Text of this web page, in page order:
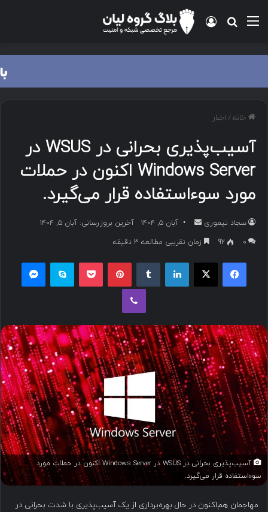
منو جستجو برای
ورود
خانه/ اخبار
آسیب‌پذیری بحرانی در WSUS در
Windows Server اکنون در حملات
مورد سوءاستفاده قرار می‌گیرد.
سجاد تیموری
ر
ا
ا
ی
م
ی
ل
آبان ۵, ۱۴۰۴
آخرین بروزرسانی: آبان ۵, ۱۴۰۴
۰
92 زمان تقریبی مطالعه 3 دقیقه
فیسبوک ایکس لینکداین پینتریست پاکت اسکایپ
وایبر
آسیب‌پذیری بحرانی در WSUS در Windows Server اکنون در حملات مورد
سوءاستفاده قرار می‌گیرد.
مهاجمان هم‌اکنون در حال بهره‌برداری از یک آسیب‌پذیری با شدت بحرانی در